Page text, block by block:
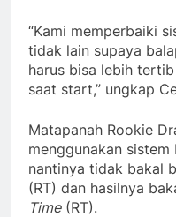
“Kami memperbaiki
tidak lain supaya
harus bisa lebih
saat start,” ungkap
Matapanah Rookie
menggunakan
nantinya tidak bakal
(RT) dan hasilnya
Time(RT).